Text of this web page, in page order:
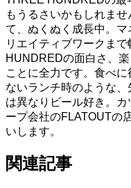
もうるさいかもしれま
て、ぬくぬく成長中。
リエイティブワークま
HUNDREDの面白さ、
ことに全力です。食べ
ないランチ時のような
は異なりビール好き。
ープ会社のFLATOUTの
いします。
関連記事